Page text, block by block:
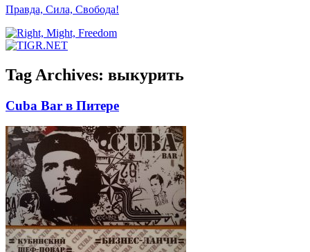
Правда, Сила, Свобода!
Tag Archives: выкурить
Cuba Bar в Питере